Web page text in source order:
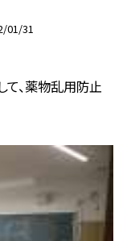
01/31
、薬物乱用防止